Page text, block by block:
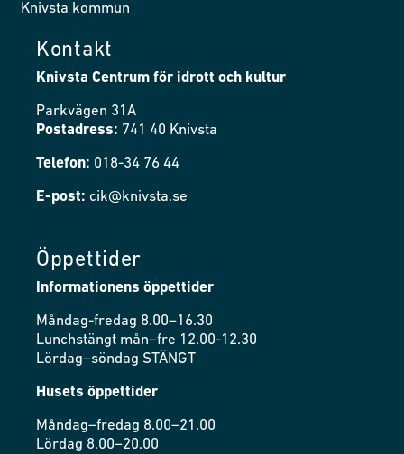
Knivsta kommun
Kontakt
Knivsta Centrum för idrott och kultur
Parkvägen 31A
Postadress: 741 40 Knivsta
Telefon: 018-34 76 44
E-post: cik@knivsta.se
Öppettider
Informationens öppettider
Måndag-fredag 8.00–16.30
Lunchstängt mån–fre 12.00-12.30
Lördag–söndag STÄNGT
Husets öppettider
Måndag–fredag 8.00–21.00
Lördag 8.00–20.00